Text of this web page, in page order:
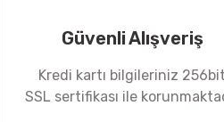
Güvenli Alışveriş
Kredi kartı bilgileriniz 256bit
SSL sertifikası ile